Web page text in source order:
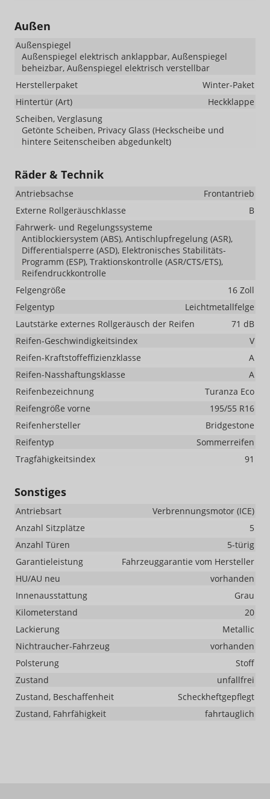
Außen
Außenspiegel
Außenspiegel elektrisch anklappbar, Außenspiegel
beheizbar, Außenspiegel elektrisch verstellbar
Herstellerpaket
Winter-Paket
Hintertür (Art)
Heckklappe
Scheiben, Verglasung
Getönte Scheiben, Privacy Glass (Heckscheibe und
hintere Seitenscheiben abgedunkelt)
Räder & Technik
Antriebsachse
Frontantrieb
Externe Rollgeräuschklasse
B
Fahrwerk- und Regelungssysteme
Antiblockiersystem (ABS), Antischlupfregelung (ASR),
Differentialsperre (ASD), Elektronisches Stabilitäts-
Programm (ESP), Traktionskontrolle (ASR/CTS/ETS),
Reifendruckkontrolle
Felgengröße
16 Zoll
Felgentyp
Leichtmetallfelge
Lautstärke externes Rollgeräusch der Reifen
71 dB
Reifen-Geschwindigkeitsindex
V
Reifen-Kraftstoffeffizienzklasse
A
Reifen-Nasshaftungsklasse
A
Reifenbezeichnung
Turanza Eco
Reifengröße vorne
195/55 R16
Reifenhersteller
Bridgestone
Reifentyp
Sommerreifen
Tragfähigkeitsindex
91
Sonstiges
Antriebsart
Verbrennungsmotor (ICE)
Anzahl Sitzplätze
5
Anzahl Türen
5-türig
Garantieleistung
Fahrzeuggarantie vom Hersteller
HU/AU neu
vorhanden
Innenausstattung
Grau
Kilometerstand
20
Lackierung
Metallic
Nichtraucher-Fahrzeug
vorhanden
Polsterung
Stoff
Zustand
unfallfrei
Zustand, Beschaffenheit
Scheckheftgepflegt
Zustand, Fahrfähigkeit
fahrtauglich